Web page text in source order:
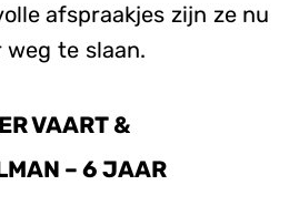
afspraakjes zijn ze nu
weg te slaan.
VAART &
– 6 JAAR